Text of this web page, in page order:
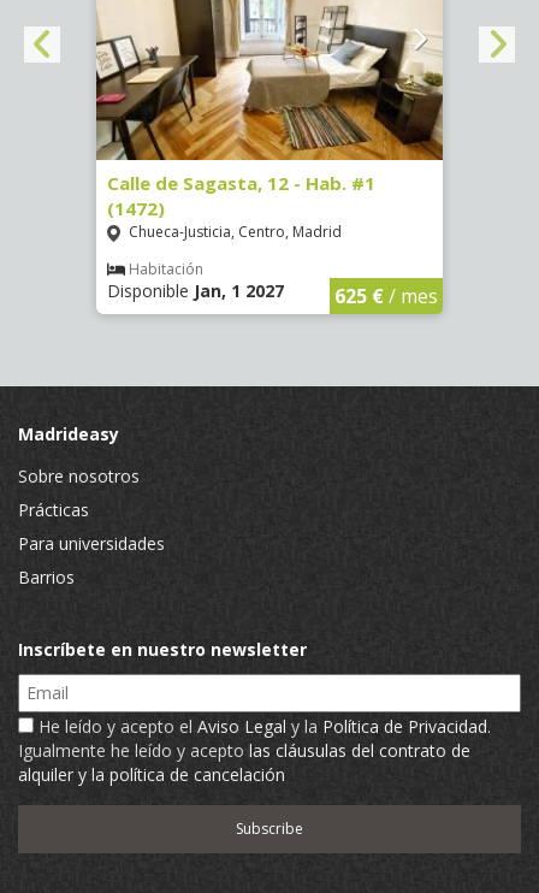
Calle de Sagasta, 12 - Hab. #1
(1472)
Chueca-Justicia, Centro, Madrid
Habitación
Disponible Jan, 1 2027 625 €/ mes
Madrideasy
Sobre nosotros
Prácticas
Para universidades
Barrios
Inscríbete en nuestro newsletter
Email
He leído y acepto el Aviso Legal y la Política de Privacidad.
Igualmente he leído y acepto las cláusulas del contrato de
alquiler y la política de cancelación